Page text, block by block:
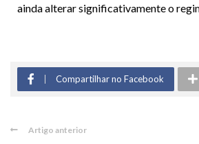
ainda alterar significativamente o
Compartilhar no Facebook
Artigo anterior